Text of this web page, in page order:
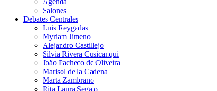
Agenda
Salones
Debates Centrales
Luis Reygadas
Myriam Jimeno
Alejandro Castillejo
Silvia Rivera Cusicanqui
João Pacheco de Oliveira
Marisol de la Cadena
Marta Zambrano
Rita Laura Segato